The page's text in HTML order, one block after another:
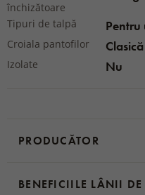
închizătoare
Tipuri de talpă
Croiala pantofilor Clasică
Izolate Nu
PRODUCĂTOR
BENEFICIILE LÂNII